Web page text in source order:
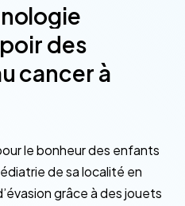
des
cancer à
le bonheur des enfants
de sa localité en
grâce à des jouets